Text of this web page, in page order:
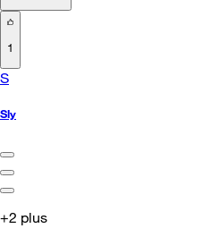
1
S
Sly
+2 plus